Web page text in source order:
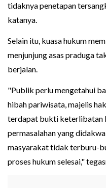
tidaknya penetapan
katanya.
Selain itu, kuasa hukum
menjunjung asas praduga
berjalan.
"Publik perlu mengetahui
hibah pariwisata, majelis
terdapat bukti keterlibatan
permasalahan yang
masyarakat tidak terburu-
proses hukum selesai,"